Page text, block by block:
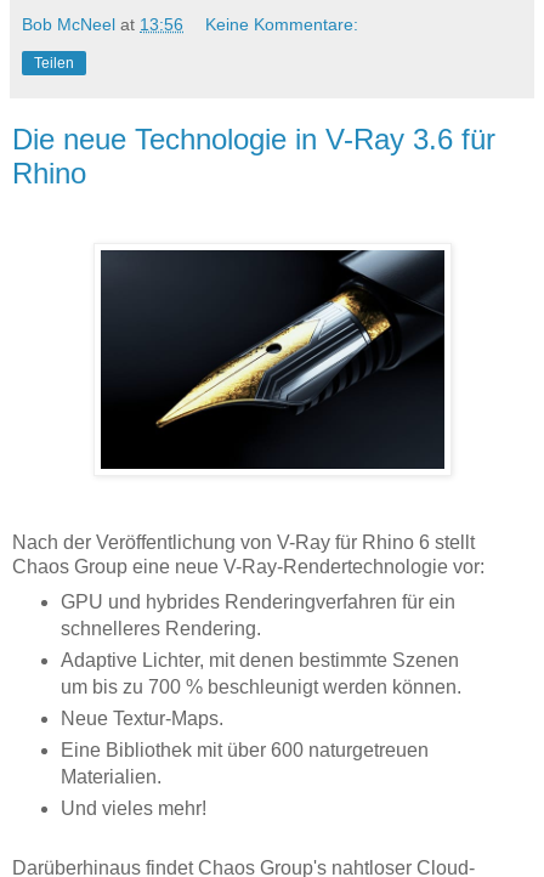
Bob McNeel at 13:56 Keine Kommentare:
Teilen
Die neue Technologie in V-Ray 3.6 für
Rhino
Nach der Veröffentlichung von V-Ray für Rhino 6 stellt
Chaos Group eine neue V-Ray-Rendertechnologie vor:
GPU und hybrides Renderingverfahren für ein
schnelleres Rendering.
Adaptive Lichter, mit denen bestimmte Szenen
um bis zu 700 % beschleunigt werden können.
Neue Textur-Maps.
Eine Bibliothek mit über 600 naturgetreuen
Materialien.
Und vieles mehr!
Darüberhinaus findet Chaos Group's nahtloser Cloud-